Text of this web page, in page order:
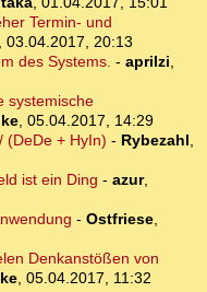
Termin- und
, 03.04.2017, 20:13
des Systems. - aprilzi,
systemische
, 05.04.2017, 14:29
(DeDe + HyIn) - Rybezahl,
ist ein Ding - azur,
- Ostfriese,
Denkanstößen von
, 05.04.2017, 11:32